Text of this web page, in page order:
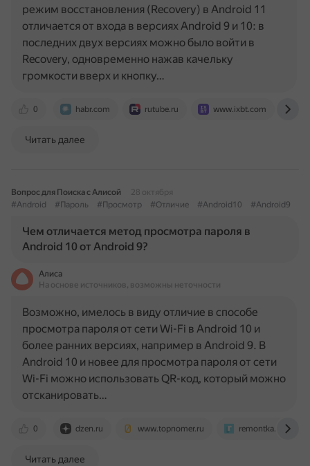
0 habr.com rutube.ru www.ixbt.com
режим восстановления (Recovery) в Android 11
отличается от входа в версиях Android 9 и 10: в
последних двух версиях можно было войти в
Recovery, одновременно нажав качельку
громкости вверх и кнопку…
Читать далее
Вопрос для Поиска с Алисой
28 октября
#Android
#Пароль #Просмотр #Отличие #Android10 #Android9
Чем отличается метод просмотра пароля в
Android 10 от Android 9?
Алиса
На основе источников, возможны неточности
0 dzen.ru www.topnomer.ru remontka.pro
Возможно, имелось в виду отличие в способе
просмотра пароля от сети Wi-Fi в Android 10 и
более ранних версиях, например в Android 9. В
Android 10 и новее для просмотра пароля от сети
Wi-Fi можно использовать QR-код, который можно
отсканировать…
Читать далее